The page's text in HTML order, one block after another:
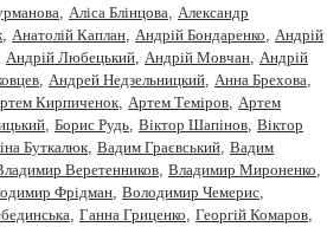
, Аліса Блінцова, Александр
, Анатолій Каплан, Андрiй Бондаренко, Андрiй
Андрій Любецький, Андрій Мовчан, Андрій
, Андрей Недзельницкий, Анна Брехова,
Кирпиченок, Артем Теміров, Артем
, Борис Рудь, Вiктор Шапiнов, Віктор
Буткалюк, Вадим Граєвський, Вадим
Веретенников, Владимир Мироненко,
Фрідман, Володимир Чемерис,
, Ганна Гриценко, Георгiй Комаров,